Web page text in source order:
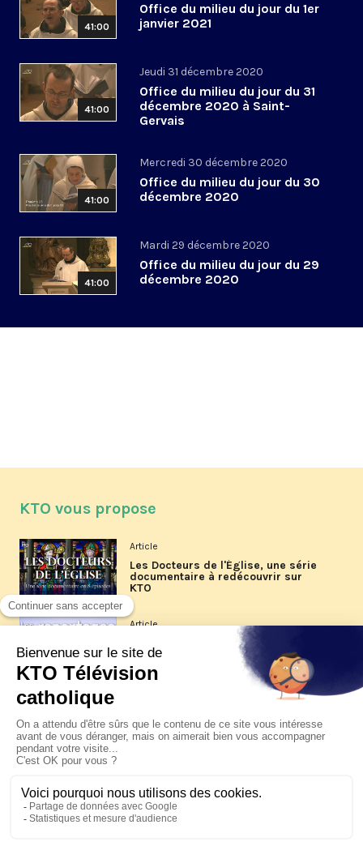
41:00
Office du milieu du jour du 1er
janvier 2021
41:00
Jeudi 31 décembre 2020
Office du milieu du jour du 31
décembre 2020 à Saint-
Gervais
41:00
Mercredi 30 décembre 2020
Office du milieu du jour du 30
décembre 2020
41:00
Mardi 29 décembre 2020
Office du milieu du jour du 29
décembre 2020
KTO vous propose
Article
Les Docteurs de l'Église, une série
documentaire à redécouvrir sur
KTO
Article
Les reportages d'été 2026 de KTO
La visite pastorale du pape Léon
XIV à Assise à suivre sur KTO le
jeudi 6 août
Le pape en Uruguay, Argentine et
Pérou du 6 au 17 novembre 2026